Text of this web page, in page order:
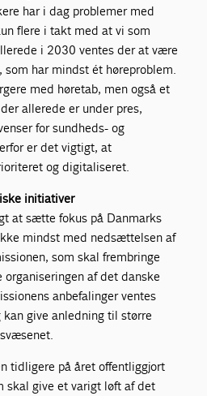
har i dag problemer med
flere i takt med at vi som
i 2030 ventes der at være
har mindst ét høreproblem.
med høretab, men også et
allerede er under pres,
for sundheds- og
er det vigtigt, at
og digitaliseret.
initiativer
at sætte fokus på Danmarks
mindst med nedsættelsen af
som skal frembringe
organiseringen af det danske
anbefalinger ventes
give anledning til større
tidligere på året offentliggjort
skal give et varigt løft af det